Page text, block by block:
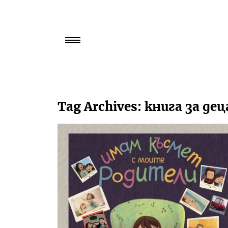
за:
Tag Archives: книга за